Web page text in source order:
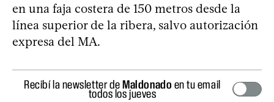
en una faja costera de 150 metros desde la
línea superior de la ribera, salvo autorización
expresa del MA.
Recibí la newsletter deMaldonado en tu email
todos los jueves